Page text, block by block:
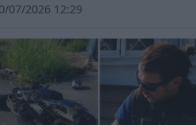
07/2026 12:29